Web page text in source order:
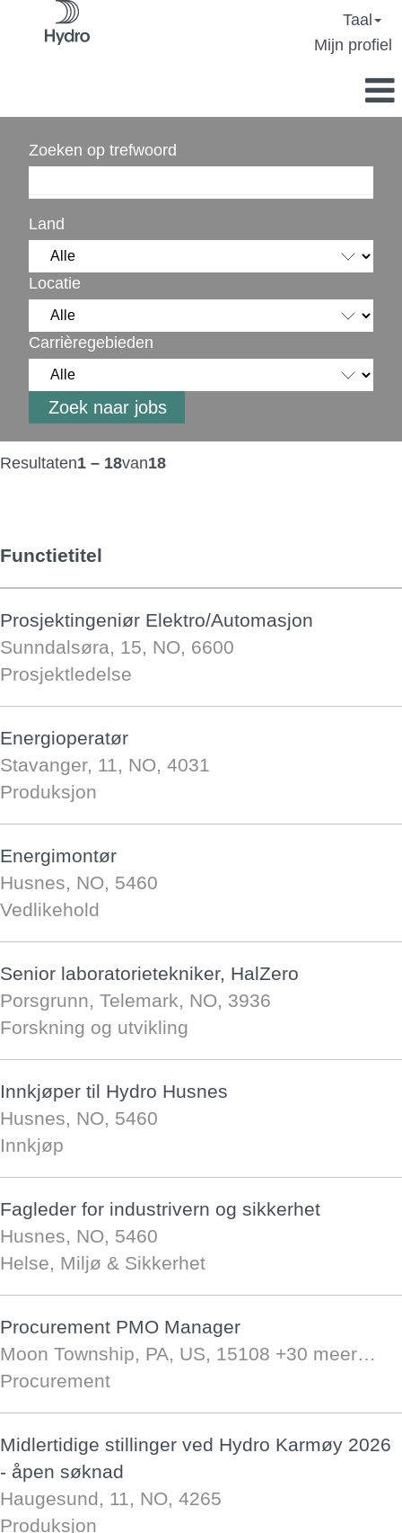
Taal
Mijn profiel
Zoeken op trefwoord
Land
Locatie
Carrièregebieden
Resultaten1 – 18van18
Functietitel
Prosjektingeniør Elektro/Automasjon
Sunndalsøra, 15, NO, 6600
Prosjektledelse
Energioperatør
Stavanger, 11, NO, 4031
Produksjon
Energimontør
Husnes, NO, 5460
Vedlikehold
Senior laboratorietekniker, HalZero
Porsgrunn, Telemark, NO, 3936
Forskning og utvikling
Innkjøper til Hydro Husnes
Husnes, NO, 5460
Innkjøp
Fagleder for industrivern og sikkerhet
Husnes, NO, 5460
Helse, Miljø & Sikkerhet
Procurement PMO Manager
Moon Township, PA, US, 15108 +30 meer…
Procurement
Midlertidige stillinger ved Hydro Karmøy 2026
- åpen søknad
Haugesund, 11, NO, 4265
Produksjon